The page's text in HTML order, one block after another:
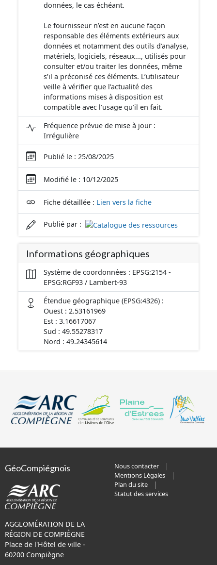
données, le cas échéant.
Le fournisseur n’est en aucune façon
responsable des éléments extérieurs aux
données et notamment des outils d’analyse,
matériels, logiciels, réseaux..., utilisés pour
consulter et/ou traiter les données, même
s’il a préconisé ces éléments. L’utilisateur
veille à vérifier que l’actualité des
informations mises à disposition est
compatible avec l’usage qu’il en fait.
Fréquence prévue de mise à jour :
Irrégulière
Publié le : 25/08/2025
Modifié le : 10/12/2025
Fiche détaillée : Lien vers la fiche
Publié par :
Informations géographiques
Système de coordonnées : EPSG:2154 -
EPSG:RGF93 / Lambert-93
Étendue géographique (EPSG:4326) :
Ouest : 2.53161969
Est : 3.16617067
Sud : 49.55278317
Nord : 49.24345614
GéoCompiégnois
AGGLOMÉRATION DE LA
RÉGION DE COMPIÈGNE
Place de l'Hôtel de ville -
60200 Compiègne
Nous contacter
Mentions Légales
Plan du site
Statut des services